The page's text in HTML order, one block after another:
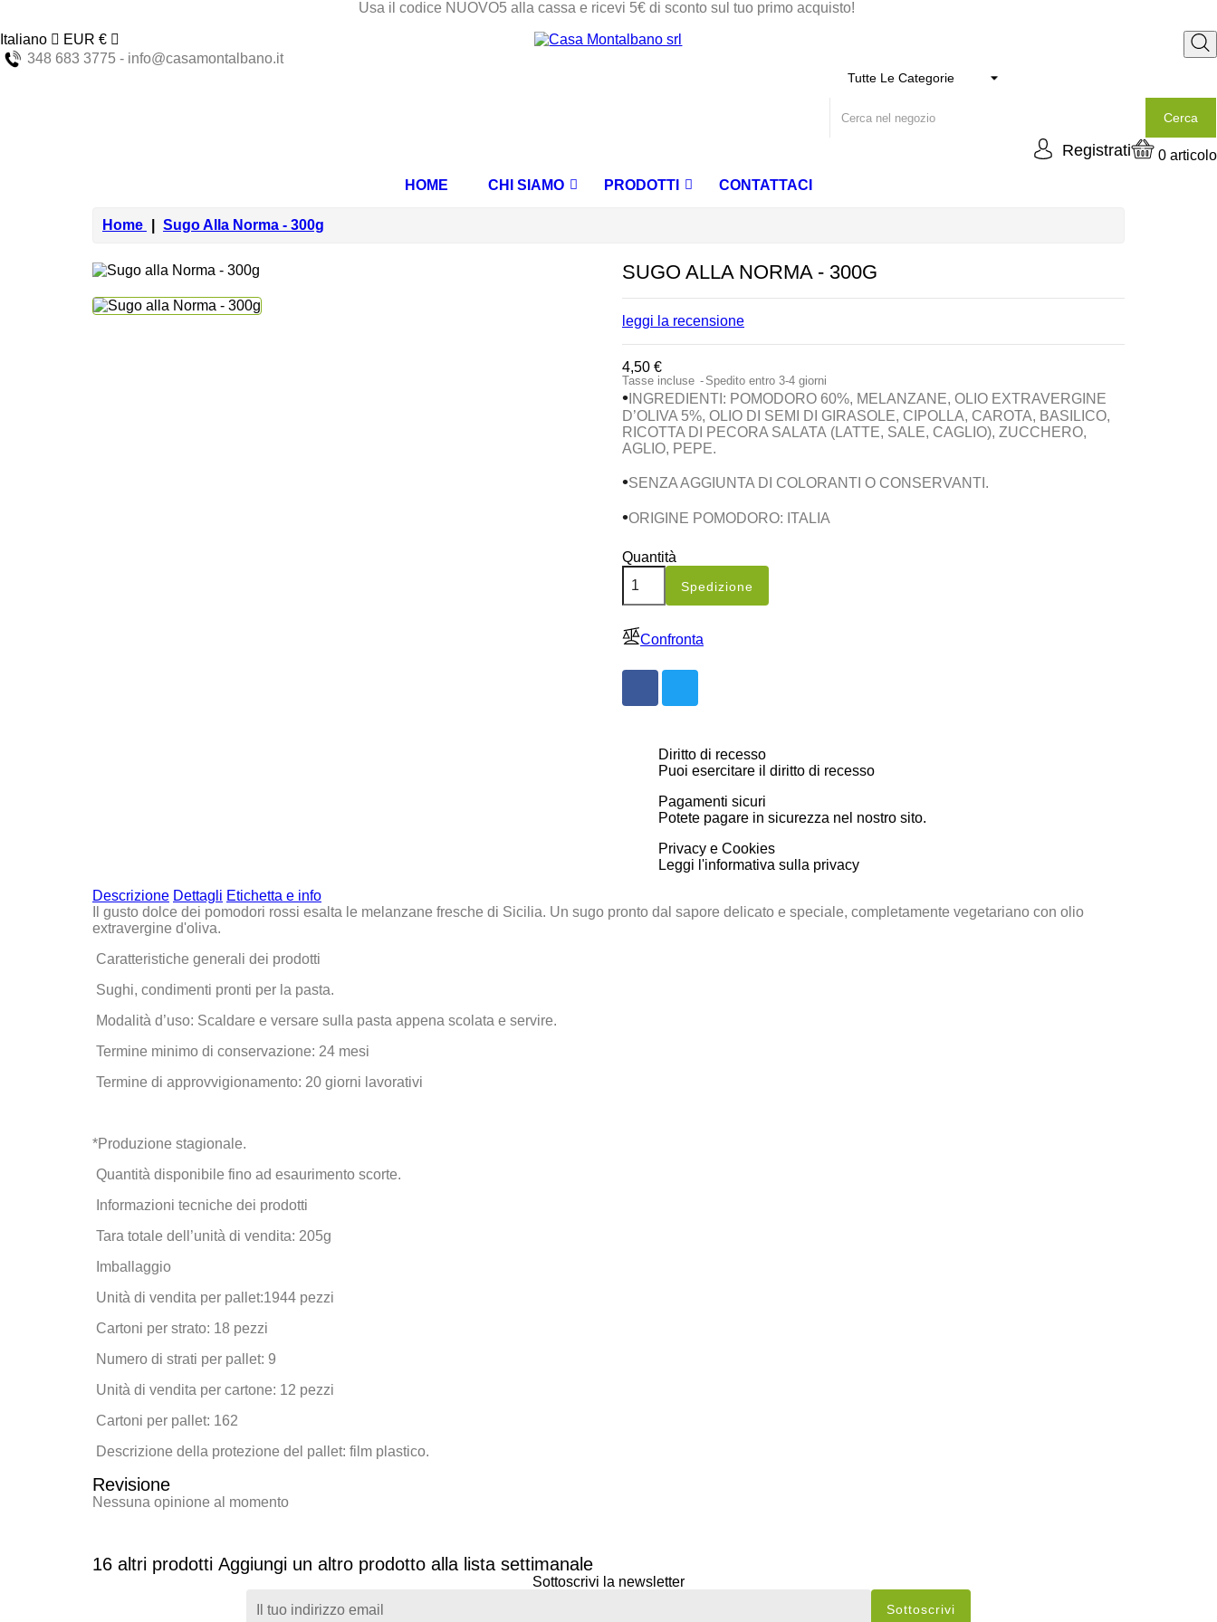
Usa il codice NUOVO5 alla cassa e ricevi 5€ di sconto sul tuo primo acquisto!
Italiano
EUR €
348 683 3775 - info@casamontalbano.it
Cerca
Registrati 0 articolo
HOME
CHI SIAMO PRODOTTI CONTATTACI
Home Sugo Alla Norma - 300g
SUGO ALLA NORMA - 300G
leggi la recensione
4,50 €
Tasse incluse Spedito entro 3-4 giorni
• INGREDIENTI: POMODORO 60%, MELANZANE, OLIO EXTRAVERGINE
D’OLIVA 5%, OLIO DI SEMI DI GIRASOLE, CIPOLLA, CAROTA, BASILICO,
RICOTTA DI PECORA SALATA (LATTE, SALE, CAGLIO), ZUCCHERO,
AGLIO, PEPE.
•SENZA AGGIUNTA DI COLORANTI O CONSERVANTI.
•ORIGINE POMODORO: ITALIA
Quantità
Spedizione
Confronta
Diritto di recesso
Puoi esercitare il diritto di recesso
Pagamenti sicuri
Potete pagare in sicurezza nel nostro sito.
Privacy e Cookies
Leggi l'informativa sulla privacy
Descrizione Dettagli Etichetta e info
Il gusto dolce dei pomodori rossi esalta le melanzane fresche di Sicilia. Un sugo pronto dal sapore delicato e speciale, completamente vegetariano con olio
extravergine d'oliva.
Caratteristiche generali dei prodotti
Sughi, condimenti pronti per la pasta.
Modalità d’uso: Scaldare e versare sulla pasta appena scolata e servire.
Termine minimo di conservazione: 24 mesi
Termine di approvvigionamento: 20 giorni lavorativi
*Produzione stagionale.
Quantità disponibile fino ad esaurimento scorte.
Informazioni tecniche dei prodotti
Tara totale dell’unità di vendita: 205g
Imballaggio
Unità di vendita per pallet:1944 pezzi
Cartoni per strato: 18 pezzi
Numero di strati per pallet: 9
Unità di vendita per cartone: 12 pezzi
Cartoni per pallet: 162
Descrizione della protezione del pallet: film plastico.
Revisione
Nessuna opinione al momento
16 altri prodotti Aggiungi un altro prodotto alla lista settimanale
Sottoscrivi la newsletter